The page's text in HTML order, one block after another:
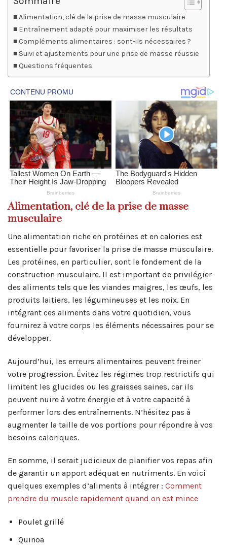
Alimentation, clé de la prise de masse musculaire
Entraînement adapté pour maximiser les résultats
Compléments alimentaires : sont-ils nécessaires ?
Suivi et ajustements pour une prise de masse réussie
Questions fréquentes
Alimentation, clé de la prise de masse
musculaire
Une alimentation riche en protéines et en calories est
essentielle pour favoriser la prise de masse musculaire.
Les protéines, en particulier, sont le fondement de la
construction musculaire. Il est important de privilégier
des aliments tels que les viandes maigres, les œufs, les
produits laitiers, les légumineuses et les noix. En
intégrant ces aliments dans votre quotidien, vous
fournirez à votre corps les éléments nécessaires pour se
développer.
Aujourd’hui, les erreurs alimentaires peuvent freiner
votre progression. Évitez les régimes trop restrictifs qui
limitent les glucides ou les graisses saines, car ils
peuvent nuire à votre énergie et à votre capacité à
performer lors des entraînements. N’hésitez pas à
augmenter la taille de vos portions pour répondre à vos
besoins caloriques.
En somme, il serait judicieux de planifier vos repas afin
de garantir un apport adéquat en nutriments. En voici
quelques exemples d’aliments à intégrer : Comment
prendre du muscle rapidement quand on est mince
Poulet grillé
Quinoa